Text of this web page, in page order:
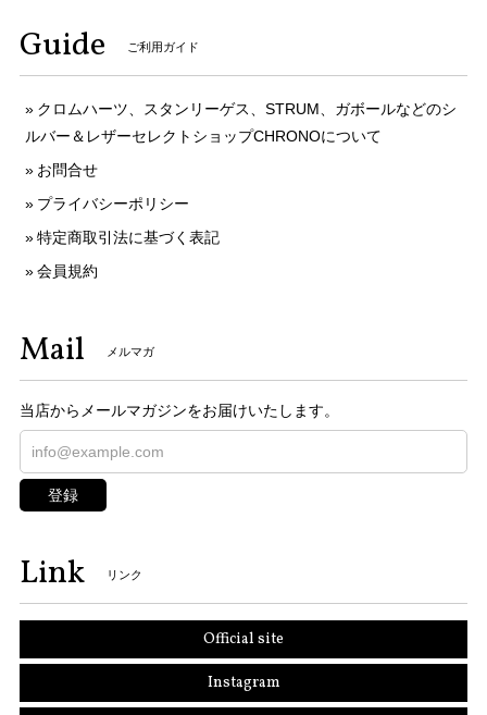
Guide ご利用ガイド
クロムハーツ、スタンリーゲス、STRUM、ガボールなどのシ
ルバー＆レザーセレクトショップCHRONOについて
お問合せ
プライバシーポリシー
特定商取引法に基づく表記
会員規約
Mail メルマガ
当店からメールマガジンをお届けいたします。
登録
Link リンク
Official site
Instagram